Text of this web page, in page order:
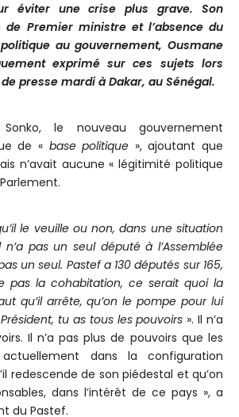
éviter une crise plus grave. Son
de Premier ministre et l’absence du
au gouvernement, Ousmane
exprimé sur ces sujets lors
presse mardi à Dakar, au Sénégal.
le nouveau gouvernement
de « base politique », ajoutant que
n’avait aucune « légitimité politique
le veuille ou non, dans une situation
pas un seul député à l’Assemblée
un seul. Pastef a 130 députés sur 165,
pas la cohabitation, ce serait quoi la
qu’il arrête, qu’on le pompe pour lui
tu as tous les pouvoirs ». Il n’a
Il n’a pas plus de pouvoirs que les
actuellement dans la configuration
redescende de son piédestal et qu’on
dans l’intérêt de ce pays », a
du Pastef.